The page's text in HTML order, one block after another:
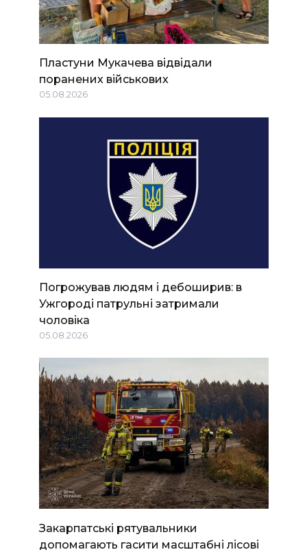
Пластуни Мукачева відвідали
поранених військових
05.08.2026
Погрожував людям і дебоширив: в
Ужгороді патрульні затримали
чоловіка
05.08.2026
Закарпатські рятувальники
допомагають гасити масштабні лісові